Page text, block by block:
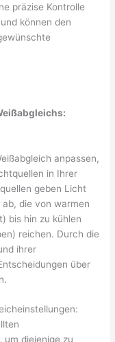
präzise Kontrolle
können den
anpassen,
in Ihrer
geben Licht
die von warmen
bis hin zu kühlen
reichen. Durch die
ihrer
über
um diejenige zu